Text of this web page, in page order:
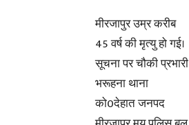
मीरजापुर उम्र करीब
45 वर्ष की मृत्यु हो गई।
सूचना पर चौकी प्रभारी
भरूहना थाना
को0देहात जनपद